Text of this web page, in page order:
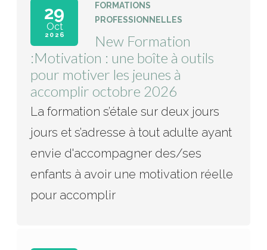
29
Oct
2026
FORMATIONS
PROFESSIONNELLES
New Formation
:Motivation : une boîte à outils
pour motiver les jeunes à
accomplir octobre 2026
La formation s’étale sur deux jours
jours et s’adresse à tout adulte ayant
envie d'accompagner des/ses
enfants à avoir une motivation réelle
pour accomplir